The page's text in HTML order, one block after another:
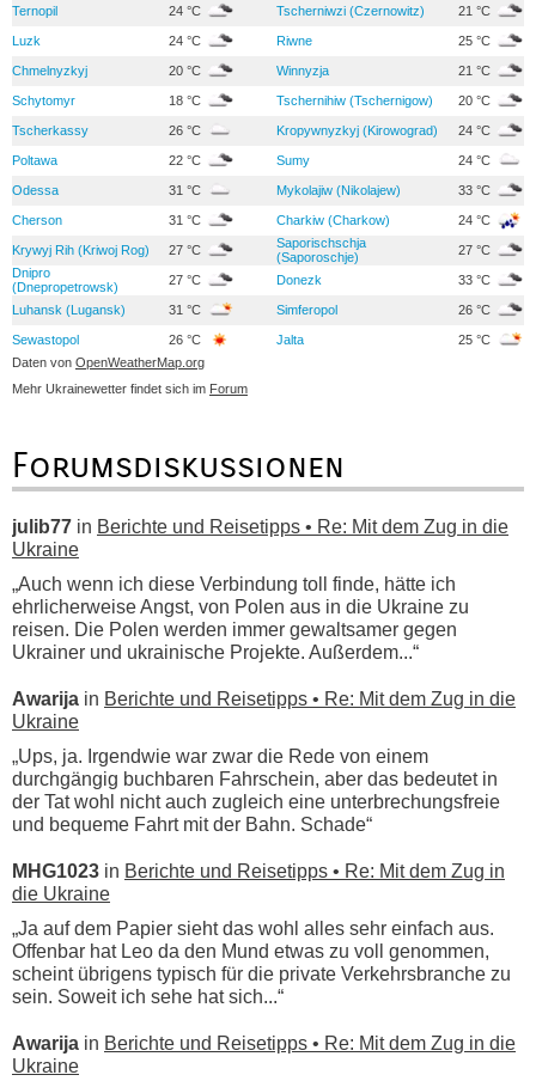
Ternopil 24 °C Tscherniwzi (Czernowitz) 21 °C
Luzk 24 °C Riwne 25 °C
Chmelnyzkyj 20 °C Winnyzja 21 °C
Schytomyr 18 °C Tschernihiw (Tschernigow) 20 °C
Tscherkassy 26 °C Kropywnyzkyj (Kirowograd) 24 °C
Poltawa 22 °C Sumy 24 °C
Odessa 31 °C Mykolajiw (Nikolajew) 33 °C
Cherson 31 °C Charkiw (Charkow) 24 °C
Krywyj Rih (Kriwoj Rog) 27 °C
Saporischschja
(Saporoschje)
27 °C
Dnipro
(Dnepropetrowsk)
27 °C Donezk 33 °C
Luhansk (Lugansk) 31 °C Simferopol 26 °C
Sewastopol 26 °C Jalta
25 °C
Daten von OpenWeatherMap.org
Mehr Ukrainewetter findet sich im Forum
Forumsdiskussionen
julib77 in Berichte und Reisetipps • Re: Mit dem Zug in die
Ukraine
„Auch wenn ich diese Verbindung toll finde, hätte ich
ehrlicherweise Angst, von Polen aus in die Ukraine zu
reisen. Die Polen werden immer gewaltsamer gegen
Ukrainer und ukrainische Projekte. Außerdem...“
Awarija in Berichte und Reisetipps • Re: Mit dem Zug in die
Ukraine
„Ups, ja. Irgendwie war zwar die Rede von einem
durchgängig buchbaren Fahrschein, aber das bedeutet in
der Tat wohl nicht auch zugleich eine unterbrechungsfreie
und bequeme Fahrt mit der Bahn. Schade“
MHG1023 in Berichte und Reisetipps • Re: Mit dem Zug in
die Ukraine
„Ja auf dem Papier sieht das wohl alles sehr einfach aus.
Offenbar hat Leo da den Mund etwas zu voll genommen,
scheint übrigens typisch für die private Verkehrsbranche zu
sein. Soweit ich sehe hat sich...“
Awarija in Berichte und Reisetipps • Re: Mit dem Zug in die
Ukraine